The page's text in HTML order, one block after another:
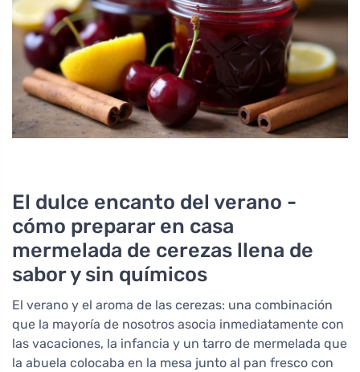
El dulce encanto del verano -
cómo preparar en casa
mermelada de cerezas llena de
sabor y sin químicos
El verano y el aroma de las cerezas: una combinación
que la mayoría de nosotros asocia inmediatamente con
las vacaciones, la infancia y un tarro de mermelada que
la abuela colocaba en la mesa junto al pan fresco con